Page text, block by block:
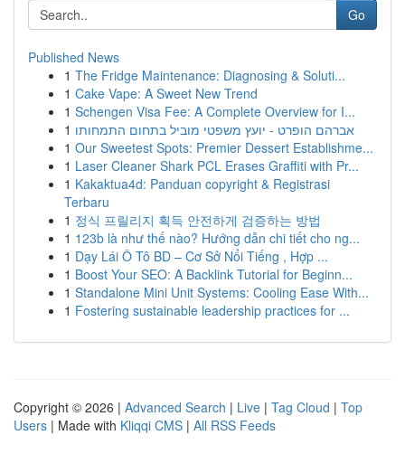
Go
Published News
1 The Fridge Maintenance: Diagnosing & Soluti...
1 Cake Vape: A Sweet New Trend
1 Schengen Visa Fee: A Complete Overview for I...
1 אברהם הופרט - יועץ משפטי מוביל בתחום התמחותו
1 Our Sweetest Spots: Premier Dessert Establishme...
1 Laser Cleaner Shark PCL Erases Graffiti with Pr...
1 Kakaktua4d: Panduan copyright & Registrasi
Terbaru
1 정식 프릴리지 획득 안전하게 검증하는 방법
1 123b là như thế nào? Hướng dẫn chi tiết cho ng...
1 Dạy Lái Ô Tô BD – Cơ Sở Nổi Tiếng , Hợp ...
1 Boost Your SEO: A Backlink Tutorial for Beginn...
1 Standalone Mini Unit Systems: Cooling Ease With...
1 Fostering sustainable leadership practices for ...
Copyright © 2026 | Advanced Search | Live | Tag Cloud | Top
Users | Made with Kliqqi CMS | All RSS Feeds